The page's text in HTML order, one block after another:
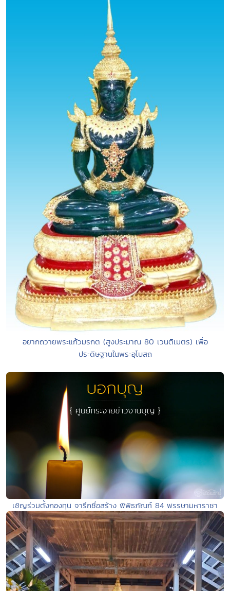
อยากถวายพระแก้วมรกต (สูงประมาณ 80 เวนติเมตร) เพื่อ
ประดิษฐานในพระอุโบสถ
เชิญร่วมตั้งกองทุน จารึกชื่อสร้าง พิพิธภัณฑ์ 84 พรรษามหาราชา